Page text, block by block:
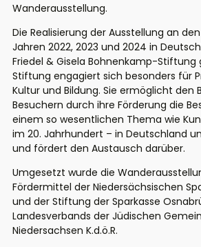
Wanderausstellung.
Die Realisierung der Ausstellung an
Jahren 2022, 2023 und 2024 in
Friedel & Gisela Bohnenkamp-Stiftung
Stiftung engagiert sich besonders für
Kultur und Bildung. Sie ermöglicht den
Besuchern durch ihre Förderung die
einem so wesentlichen Thema wie
im 20. Jahrhundert – in Deutschland
und fördert den Austausch darüber.
Umgesetzt wurde die
Fördermittel der Niedersächsischen
und der Stiftung der Sparkasse
Landesverbands der Jüdischen
Niedersachsen K.d.ö.R.